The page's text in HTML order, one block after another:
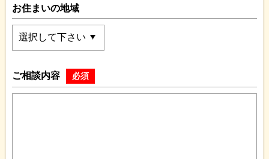
お住まいの地域
ご相談内容 必須